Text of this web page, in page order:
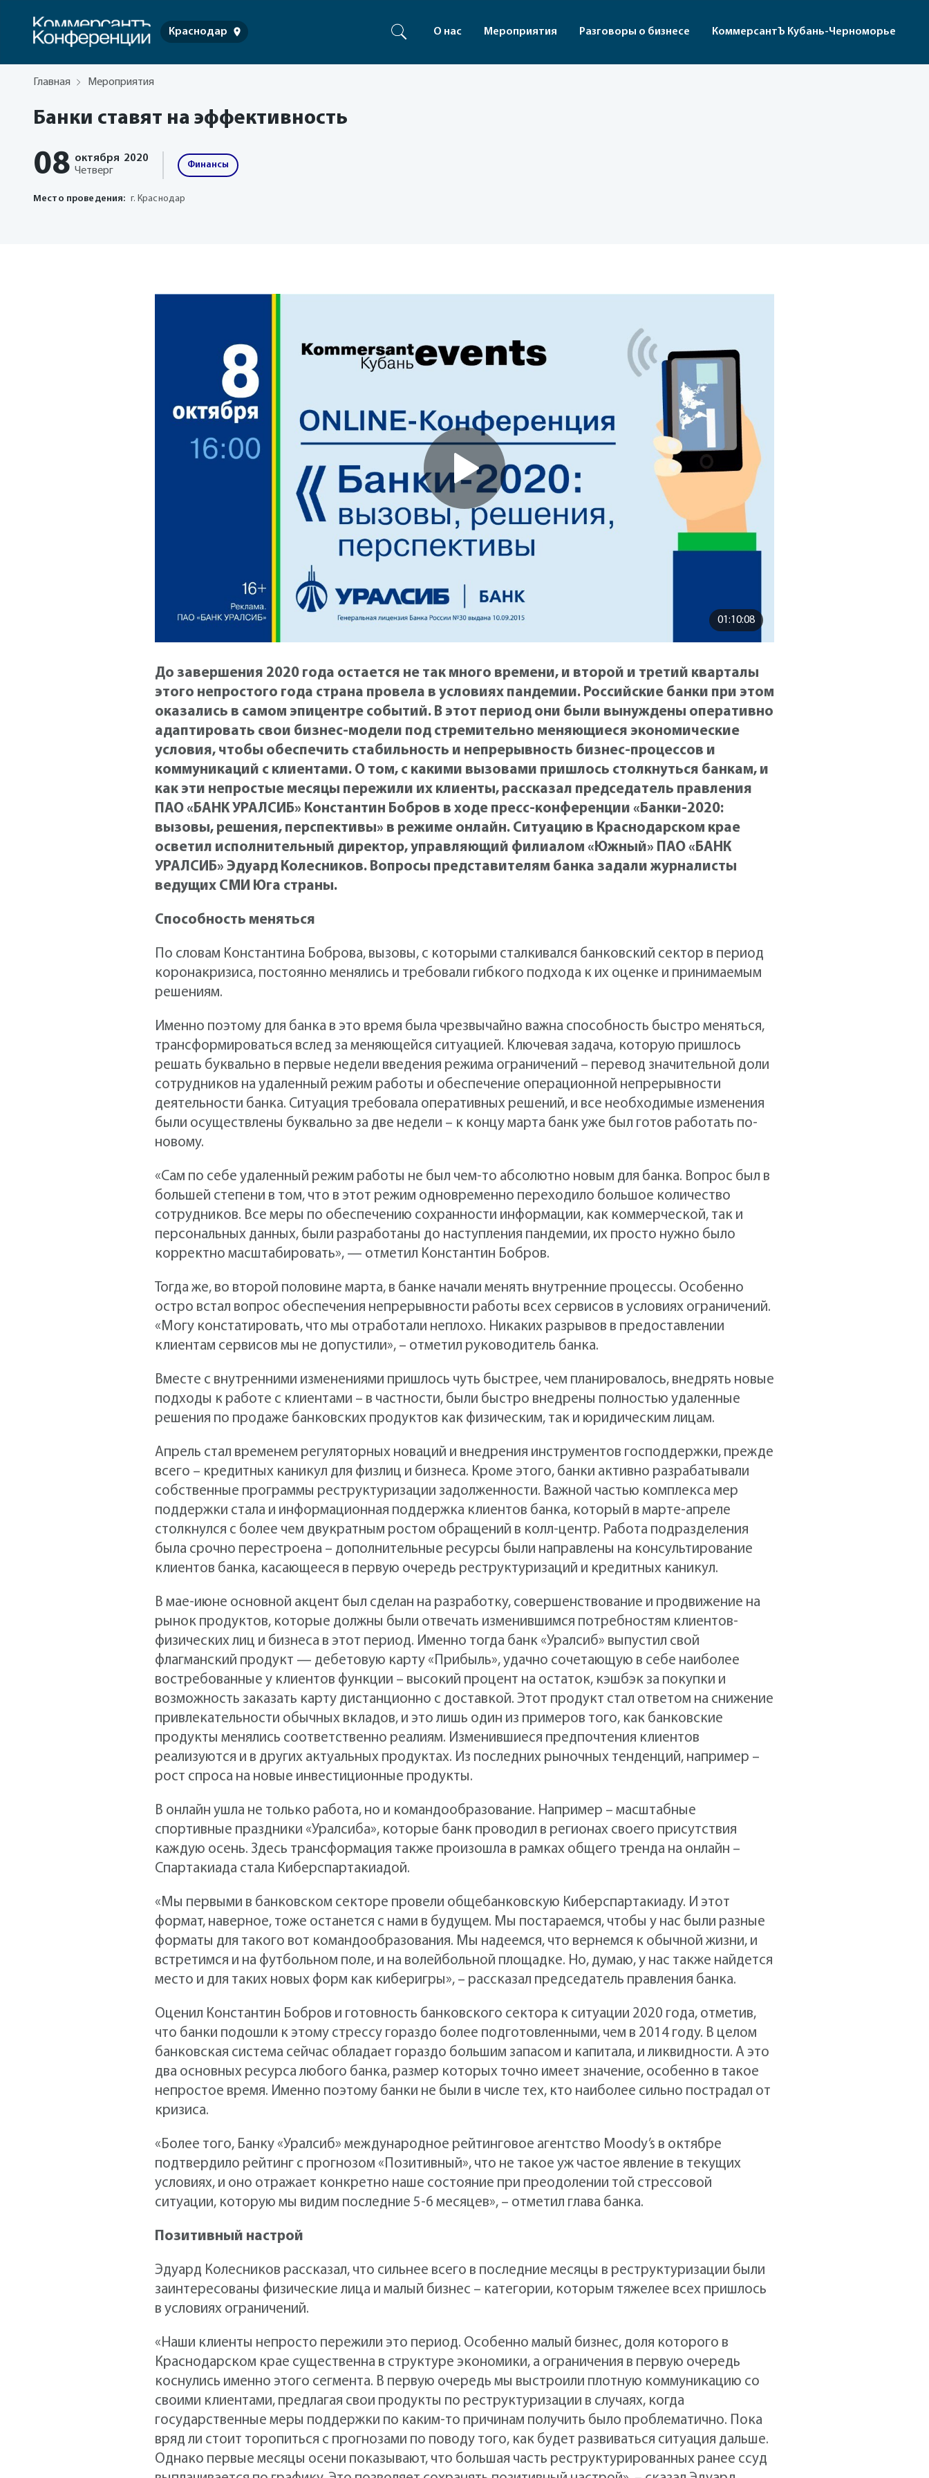
Краснодар О нас Мероприятия Разговоры о бизнесе КоммерсантЪ Кубань-Черноморье
Главная Мероприятия
Банки ставят на эффективность
08 октября 2020
Четверг
Финансы
Место проведения: г. Краснодар
01:10:08
До завершения 2020 года остается не так много времени, и второй и третий кварталы
этого непростого года страна провела в условиях пандемии. Российские банки при этом
оказались в самом эпицентре событий. В этот период они были вынуждены оперативно
адаптировать свои бизнес-модели под стремительно меняющиеся экономические
условия, чтобы обеспечить стабильность и непрерывность бизнес-процессов и
коммуникаций с клиентами. О том, с какими вызовами пришлось столкнуться банкам, и
как эти непростые месяцы пережили их клиенты, рассказал председатель правления
ПАО «БАНК УРАЛСИБ» Константин Бобров в ходе пресс-конференции «Банки-2020:
вызовы, решения, перспективы» в режиме онлайн. Ситуацию в Краснодарском крае
осветил исполнительный директор, управляющий филиалом «Южный» ПАО «БАНК
УРАЛСИБ» Эдуард Колесников. Вопросы представителям банка задали журналисты
ведущих СМИ Юга страны.
Способность меняться
По словам Константина Боброва, вызовы, с которыми сталкивался банковский сектор в период
коронакризиса, постоянно менялись и требовали гибкого подхода к их оценке и принимаемым
решениям.
Именно поэтому для банка в это время была чрезвычайно важна способность быстро меняться,
трансформироваться вслед за меняющейся ситуацией. Ключевая задача, которую пришлось
решать буквально в первые недели введения режима ограничений – перевод значительной доли
сотрудников на удаленный режим работы и обеспечение операционной непрерывности
деятельности банка. Ситуация требовала оперативных решений, и все необходимые изменения
были осуществлены буквально за две недели – к концу марта банк уже был готов работать по-
новому.
«Сам по себе удаленный режим работы не был чем-то абсолютно новым для банка. Вопрос был в
большей степени в том, что в этот режим одновременно переходило большое количество
сотрудников. Все меры по обеспечению сохранности информации, как коммерческой, так и
персональных данных, были разработаны до наступления пандемии, их просто нужно было
корректно масштабировать», — отметил Константин Бобров.
Тогда же, во второй половине марта, в банке начали менять внутренние процессы. Особенно
остро встал вопрос обеспечения непрерывности работы всех сервисов в условиях ограничений.
«Могу констатировать, что мы отработали неплохо. Никаких разрывов в предоставлении
клиентам сервисов мы не допустили», – отметил руководитель банка.
Вместе с внутренними изменениями пришлось чуть быстрее, чем планировалось, внедрять новые
подходы к работе с клиентами – в частности, были быстро внедрены полностью удаленные
решения по продаже банковских продуктов как физическим, так и юридическим лицам.
Апрель стал временем регуляторных новаций и внедрения инструментов господдержки, прежде
всего – кредитных каникул для физлиц и бизнеса. Кроме этого, банки активно разрабатывали
собственные программы реструктуризации задолженности. Важной частью комплекса мер
поддержки стала и информационная поддержка клиентов банка, который в марте-апреле
столкнулся с более чем двукратным ростом обращений в колл-центр. Работа подразделения
была срочно перестроена – дополнительные ресурсы были направлены на консультирование
клиентов банка, касающееся в первую очередь реструктуризаций и кредитных каникул.
В мае-июне основной акцент был сделан на разработку, совершенствование и продвижение на
рынок продуктов, которые должны были отвечать изменившимся потребностям клиентов-
физических лиц и бизнеса в этот период. Именно тогда банк «Уралсиб» выпустил свой
флагманский продукт — дебетовую карту «Прибыль», удачно сочетающую в себе наиболее
востребованные у клиентов функции – высокий процент на остаток, кэшбэк за покупки и
возможность заказать карту дистанционно с доставкой. Этот продукт стал ответом на снижение
привлекательности обычных вкладов, и это лишь один из примеров того, как банковские
продукты менялись соответственно реалиям. Изменившиеся предпочтения клиентов
реализуются и в других актуальных продуктах. Из последних рыночных тенденций, например –
рост спроса на новые инвестиционные продукты.
В онлайн ушла не только работа, но и командообразование. Например – масштабные
спортивные праздники «Уралсиба», которые банк проводил в регионах своего присутствия
каждую осень. Здесь трансформация также произошла в рамках общего тренда на онлайн –
Спартакиада стала Киберспартакиадой.
«Мы первыми в банковском секторе провели общебанковскую Киберспартакиаду. И этот
формат, наверное, тоже останется с нами в будущем. Мы постараемся, чтобы у нас были разные
форматы для такого вот командообразования. Мы надеемся, что вернемся к обычной жизни, и
встретимся и на футбольном поле, и на волейбольной площадке. Но, думаю, у нас также найдется
место и для таких новых форм как киберигры», – рассказал председатель правления банка.
Оценил Константин Бобров и готовность банковского сектора к ситуации 2020 года, отметив,
что банки подошли к этому стрессу гораздо более подготовленными, чем в 2014 году. В целом
банковская система сейчас обладает гораздо большим запасом и капитала, и ликвидности. А это
два основных ресурса любого банка, размер которых точно имеет значение, особенно в такое
непростое время. Именно поэтому банки не были в числе тех, кто наиболее сильно пострадал от
кризиса.
«Более того, Банку «Уралсиб» международное рейтинговое агентство Moody’s в октябре
подтвердило рейтинг с прогнозом «Позитивный», что не такое уж частое явление в текущих
условиях, и оно отражает конкретно наше состояние при преодолении той стрессовой
ситуации, которую мы видим последние 5-6 месяцев», – отметил глава банка.
Позитивный настрой
Эдуард Колесников рассказал, что сильнее всего в последние месяцы в реструктуризации были
заинтересованы физические лица и малый бизнес – категории, которым тяжелее всех пришлось
в условиях ограничений.
«Наши клиенты непросто пережили это период. Особенно малый бизнес, доля которого в
Краснодарском крае существенна в структуре экономики, а ограничения в первую очередь
коснулись именно этого сегмента. В первую очередь мы выстроили плотную коммуникацию со
своими клиентами, предлагая свои продукты по реструктуризации в случаях, когда
государственные меры поддержки по каким-то причинам получить было проблематично. Пока
вряд ли стоит торопиться с прогнозами по поводу того, как будет развиваться ситуация дальше.
Однако первые месяцы осени показывают, что большая часть реструктурированных ранее ссуд